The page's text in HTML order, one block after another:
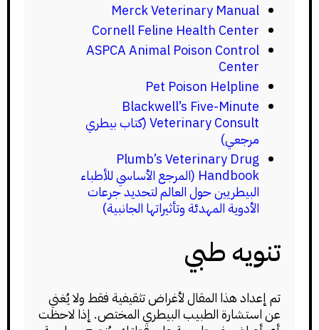
Merck Veterinary Manual
Cornell Feline Health Center
ASPCA Animal Poison Control
Center
Pet Poison Helpline
Blackwell’s Five-Minute
Veterinary Consult (كتاب بيطري
مرجعي)
Plumb’s Veterinary Drug
Handbook (المرجع الأساسي للأطباء
البيطريين حول العالم لتحديد جرعات
الأدوية المهدئة وتأثيراتها الجانبية)
تنويه طبي
تم إعداد هذا المقال لأغراض تثقيفية فقط ولا يُغني
عن استشارة الطبيب البيطري المختص. إذا لاحظت